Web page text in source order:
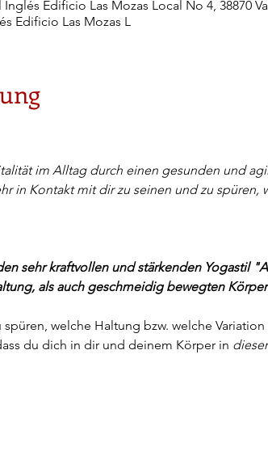
Edificio Las Mozas Local No 4, 38870
Edificio Las Mozas L
im Alltag durch einen gesunden und
in Kontakt mit dir zu seinen und zu spüren,
sehr kraftvollen und stärkenden Yogastil
als auch geschmeidig bewegten
welche Haltung bzw. welche
du dich in dir und deinem Körper in